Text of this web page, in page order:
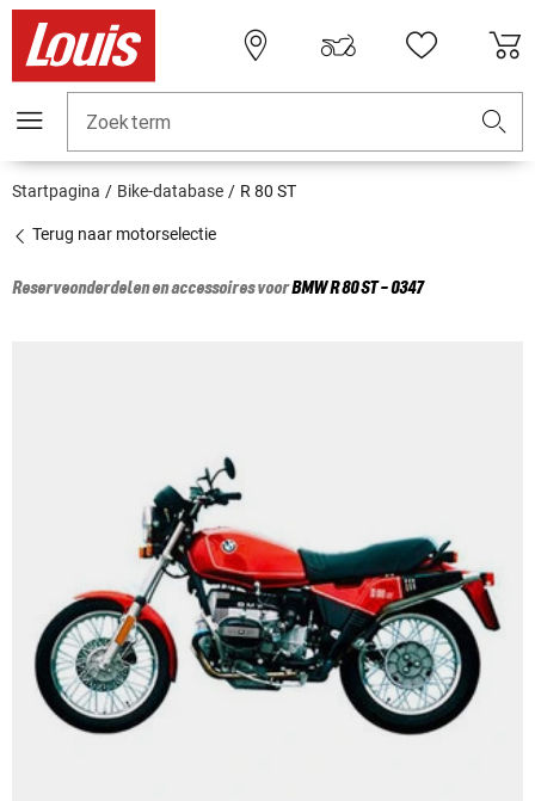
Zoekterm
Startpagina Bike-database R 80 ST
Terug naar motorselectie
Reserveonderdelen en accessoires voorBMWR 80 ST - 0347